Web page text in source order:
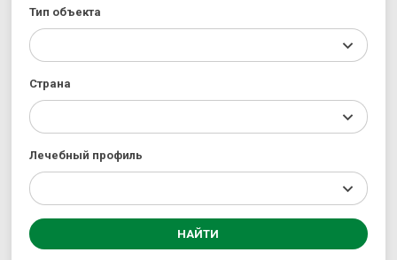
Тип объекта
Страна
Лечебный профиль